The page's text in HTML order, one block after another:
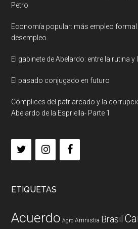
Petro
Economía popular: más empleo formal
desempleo
El gabinete de Abelardo: entre la rutina y
El pasado conjugado en futuro
Cómplices del patriarcado y la
Abelardo de la Espriella- Parte 1
ETIQUETAS
Acuerdo Agro Amnistia Brasil